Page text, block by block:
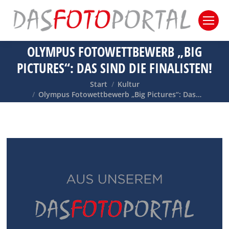
OLYMPUS FOTOWETTBEWERB „BIG
PICTURES“: DAS SIND DIE FINALISTEN!
Sie befinden sich hier:
Start
Kultur
Olympus Fotowettbewerb „Big Pictures“: Das…